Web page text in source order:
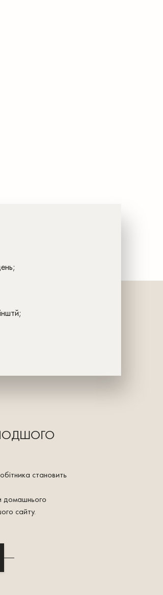
становить
домашнього
сайту.